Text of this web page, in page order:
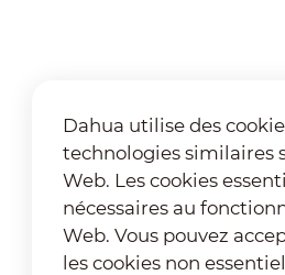
Dahua utilise des
technologies similaires
Web. Les cookies
nécessaires au
Web. Vous pouvez
les cookies non